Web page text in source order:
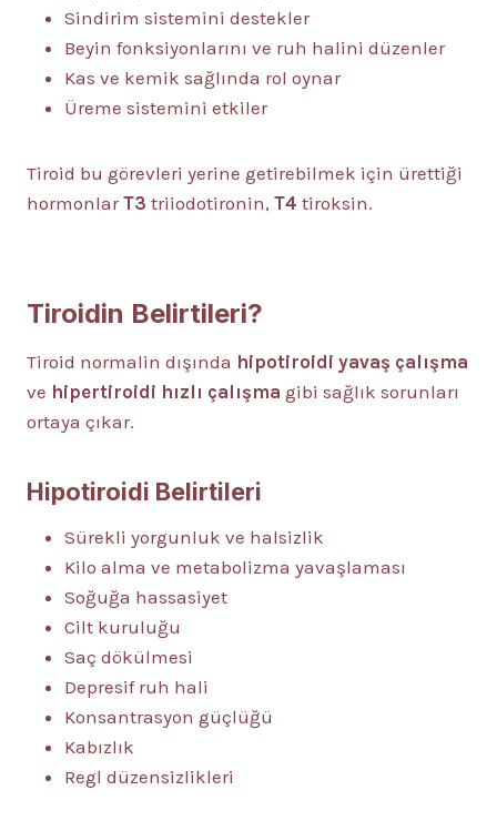
Sindirim sistemini destekler
Beyin fonksiyonlarını ve ruh halini düzenler
Kas ve kemik sağlında rol oynar
Üreme sistemini etkiler
Tiroid bu görevleri yerine getirebilmek için ürettiği
hormonlarT3 triiodotironin, T4 tiroksin.
Tiroidin Belirtileri?
Tiroid normalin dışında hipotiroidi yavaş çalışma
ve hipertiroidi hızlı çalışma gibi sağlık sorunları
ortaya çıkar.
Hipotiroidi Belirtileri
Sürekli yorgunluk ve halsizlik
Kilo alma ve metabolizma yavaşlaması
Soğuğa hassasiyet
Cilt kuruluğu
Saç dökülmesi
Depresif ruh hali
Konsantrasyon güçlüğü
Kabızlık
Regl düzensizlikleri